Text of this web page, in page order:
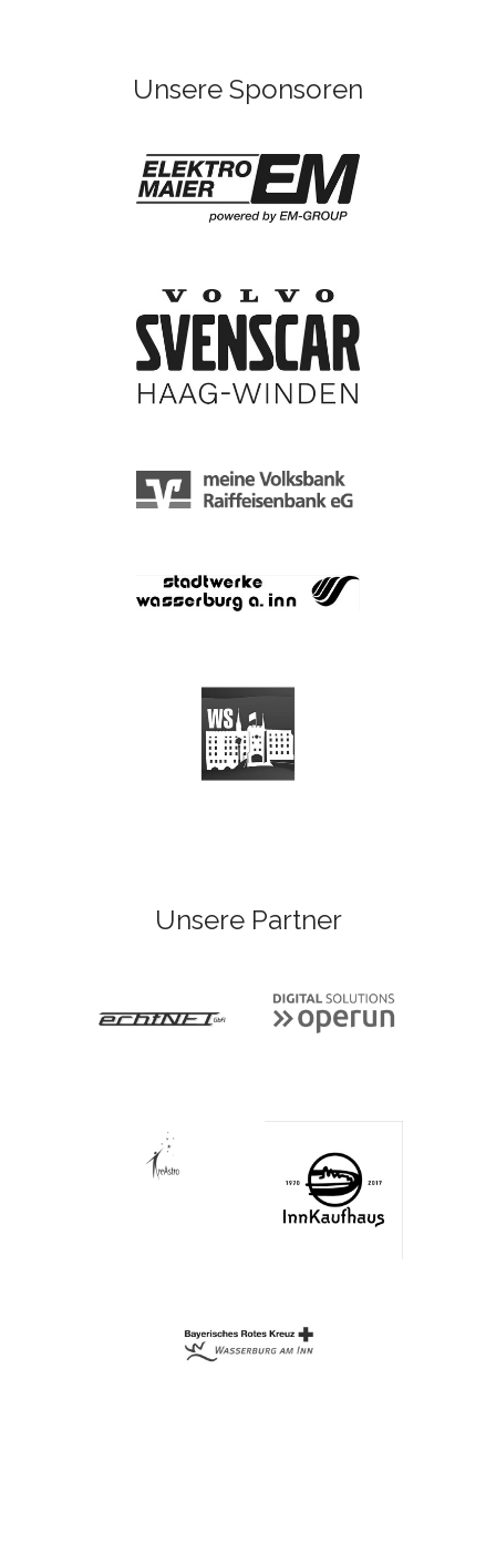
Unsere Sponsoren
Unsere Partner